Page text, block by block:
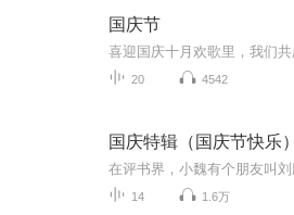
国庆节
20 4542
国庆特辑（国庆节快乐）
14 1.6万